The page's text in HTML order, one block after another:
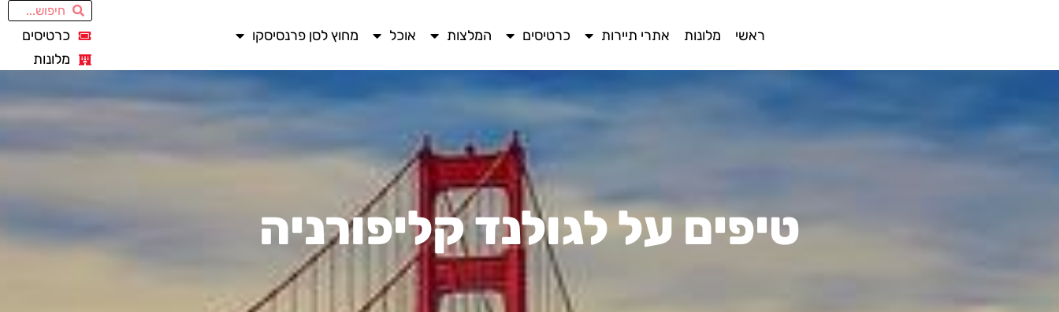
ראשי מלונות אתרי תיירות כרטיסים המלצות אוכל מחוץ לסן פרנסיסקו
כרטיסים
מלונות
טיפים על לגולנד קליפורניה